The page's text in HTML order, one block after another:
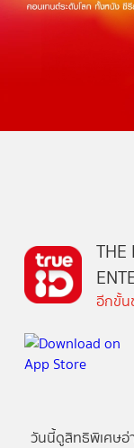
THE
อีกขั้น
วันนี้ดูสิทธิพิเศษอ่